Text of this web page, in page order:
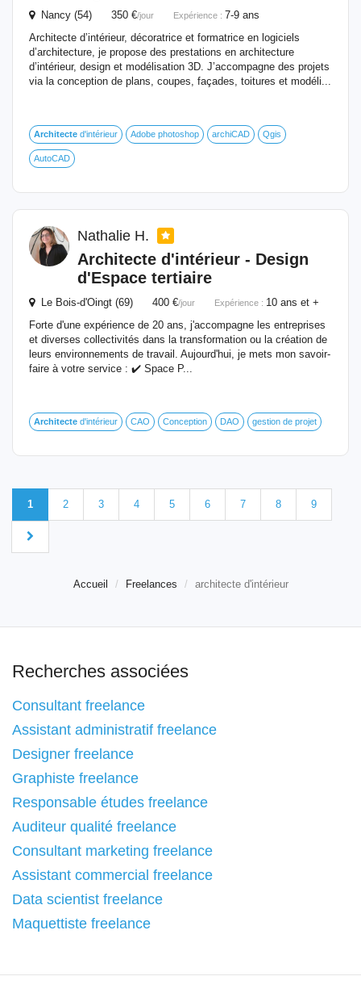
Nancy (54) 350 €/jour Expérience : 7-9 ans
Architecte d’intérieur, décoratrice et formatrice en logiciels
d’architecture, je propose des prestations en architecture
d’intérieur, design et modélisation 3D. J’accompagne des projets
via la conception de plans, coupes, façades, toitures et modéli...
Architecte d'intérieur Adobe photoshop archiCAD Qgis
AutoCAD
Nathalie H.
Architecte d'intérieur - Design
d'Espace tertiaire
Le Bois-d'Oingt (69) 400 €/jour Expérience : 10 ans et +
Forte d'une expérience de 20 ans, j'accompagne les entreprises
et diverses collectivités dans la transformation ou la création de
leurs environnements de travail. Aujourd'hui, je mets mon savoir-
faire à votre service : ✔️ Space P...
Architecte d'intérieur CAO Conception DAO gestion de projet
1 2 3 4 5 6 7 8 9
Accueil Freelances architecte d'intérieur
Recherches associées
Consultant freelance
Assistant administratif freelance
Designer freelance
Graphiste freelance
Responsable études freelance
Auditeur qualité freelance
Consultant marketing freelance
Assistant commercial freelance
Data scientist freelance
Maquettiste freelance